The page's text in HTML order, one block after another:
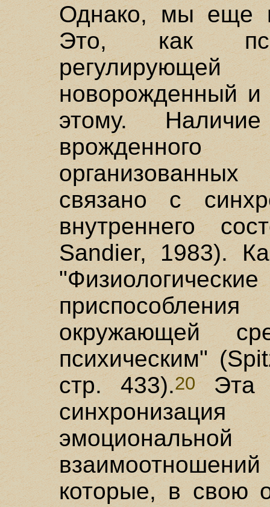
Однако, мы еще
Это, как
новорожденный и
этому.
связано с
внутреннего
Sandier, 1983).
окружающей
психическим"
стр. 433).20Эта
которые, в свою